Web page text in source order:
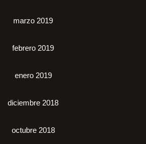
marzo 2019
febrero 2019
enero 2019
diciembre 2018
octubre 2018